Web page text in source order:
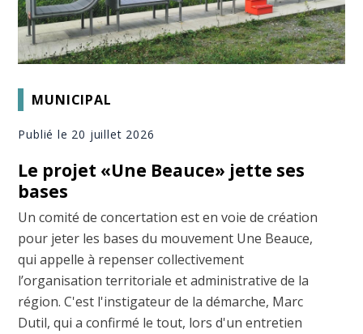
MUNICIPAL
Publié le 20 juillet 2026
Le projet «Une Beauce» jette ses
bases
Un comité de concertation est en voie de création
pour jeter les bases du mouvement Une Beauce,
qui appelle à repenser collectivement
l’organisation territoriale et administrative de la
région. C'est l'instigateur de la démarche, Marc
Dutil, qui a confirmé le tout, lors d'un entretien